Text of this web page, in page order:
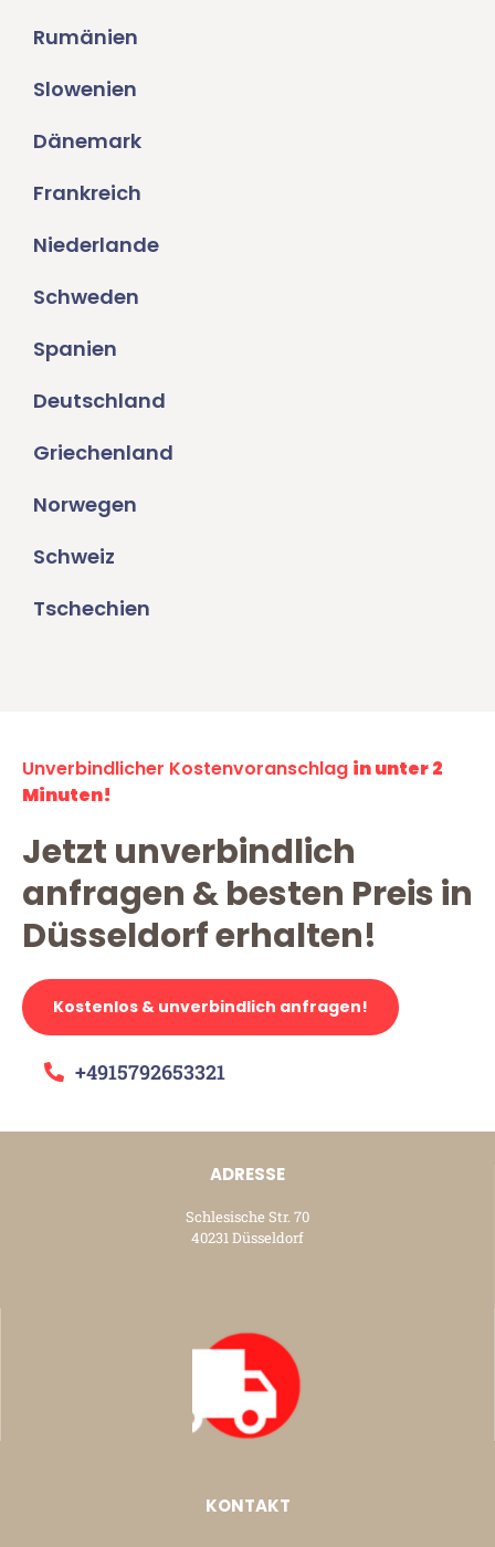
Rumänien
Slowenien
Dänemark
Frankreich
Niederlande
Schweden
Spanien
Deutschland
Griechenland
Norwegen
Schweiz
Tschechien
Unverbindlicher Kostenvoranschlag in unter 2
Minuten!
Jetzt unverbindlich
anfragen & besten Preis in
Düsseldorf erhalten!
Kostenlos & unverbindlich anfragen!
+4915792653321
ADRESSE
Schlesische Str. 70
40231 Düsseldorf
KONTAKT